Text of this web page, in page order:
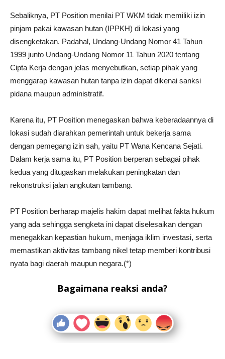
Sebaliknya, PT Position menilai PT WKM tidak memiliki izin
pinjam pakai kawasan hutan (IPPKH) di lokasi yang
disengketakan. Padahal, Undang-Undang Nomor 41 Tahun
1999 junto Undang-Undang Nomor 11 Tahun 2020 tentang
Cipta Kerja dengan jelas menyebutkan, setiap pihak yang
menggarap kawasan hutan tanpa izin dapat dikenai sanksi
pidana maupun administratif.
Karena itu, PT Position menegaskan bahwa keberadaannya di
lokasi sudah diarahkan pemerintah untuk bekerja sama
dengan pemegang izin sah, yaitu PT Wana Kencana Sejati.
Dalam kerja sama itu, PT Position berperan sebagai pihak
kedua yang ditugaskan melakukan peningkatan dan
rekonstruksi jalan angkutan tambang.
PT Position berharap majelis hakim dapat melihat fakta hukum
yang ada sehingga sengketa ini dapat diselesaikan dengan
menegakkan kepastian hukum, menjaga iklim investasi, serta
memastikan aktivitas tambang nikel tetap memberi kontribusi
nyata bagi daerah maupun negara.(*)
Bagaimana reaksi anda?